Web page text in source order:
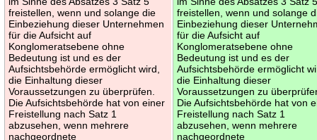
freistellen, wenn und solange die
Einbeziehung dieser Unternehmen
für die Aufsicht auf
Konglomeratsebene ohne
Bedeutung ist und es der
Aufsichtsbehörde ermöglicht wird,
die Einhaltung dieser
Voraussetzungen zu überprüfen.
Die Aufsichtsbehörde hat von einer
Freistellung nach Satz 1
abzusehen, wenn mehrere
nachgeordnete
freistellen, wenn und solange
Einbeziehung dieser
für die Aufsicht auf
Konglomeratsebene ohne
Bedeutung ist und es der
Aufsichtsbehörde ermöglicht
die Einhaltung dieser
Voraussetzungen zu
Die Aufsichtsbehörde hat von
Freistellung nach Satz 1
abzusehen, wenn mehrere
nachgeordnete